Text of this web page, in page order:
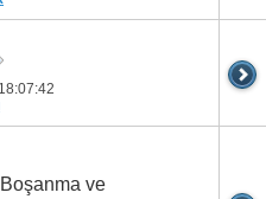
18:07:42
Boşanma ve